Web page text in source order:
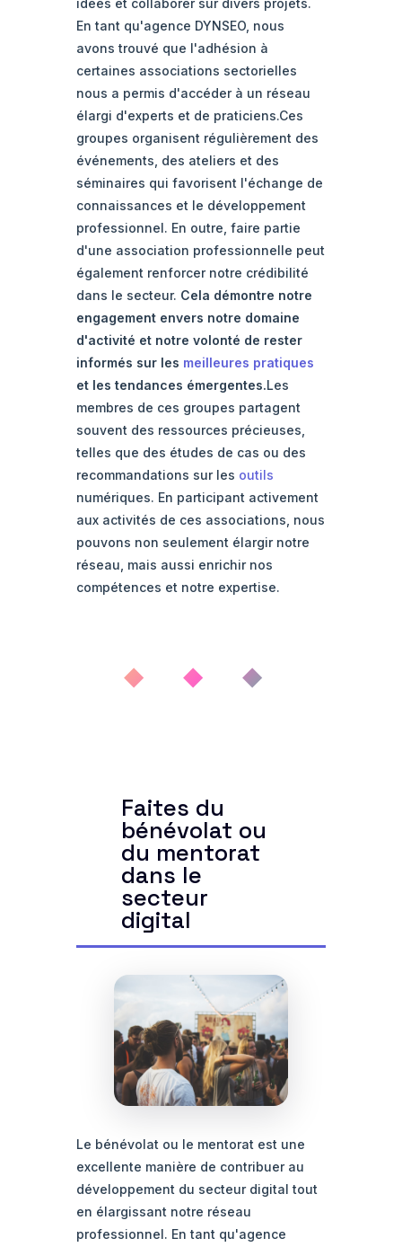
idées et collaborer sur divers projets.
En tant qu'agence DYNSEO, nous
avons trouvé que l'adhésion à
certaines associations sectorielles
nous a permis d'accéder à un réseau
élargi d'experts et de praticiens.Ces
groupes organisent régulièrement des
événements, des ateliers et des
séminaires qui favorisent l'échange de
connaissances et le développement
professionnel. En outre, faire partie
d'une association professionnelle peut
également renforcer notre crédibilité
dans le secteur. Cela démontre notre
engagement envers notre domaine
d'activité et notre volonté de rester
informés sur les meilleures pratiques
et les tendances émergentes.Les
membres de ces groupes partagent
souvent des ressources précieuses,
telles que des études de cas ou des
recommandations sur les outils
numériques. En participant activement
aux activités de ces associations, nous
pouvons non seulement élargir notre
réseau, mais aussi enrichir nos
compétences et notre expertise.
◆ ◆ ◆
Faites du
bénévolat ou
du mentorat
dans le
secteur
digital
Le bénévolat ou le mentorat est une
excellente manière de contribuer au
développement du secteur digital tout
en élargissant notre réseau
professionnel. En tant qu'agence